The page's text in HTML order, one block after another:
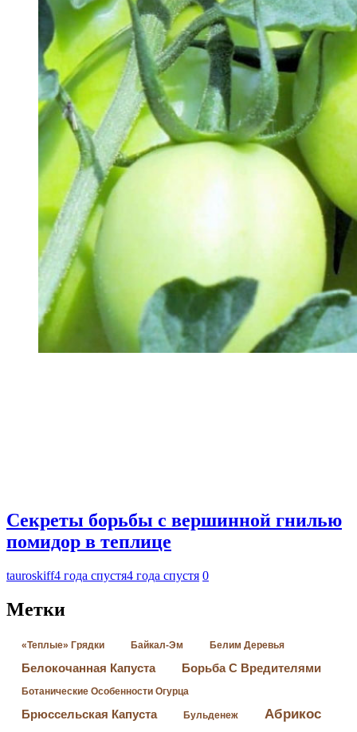
Секреты борьбы с вершинной гнилью
помидор в теплице
tauroskiff4 года спустя4 года спустя 0
Метки
«Теплые» Грядки Байкал-Эм Белим Деревья
Белокочанная Капуста Борьба С Вредителями
Ботанические Особенности Огурца
Брюссельская Капуста Бульденеж Абрикос